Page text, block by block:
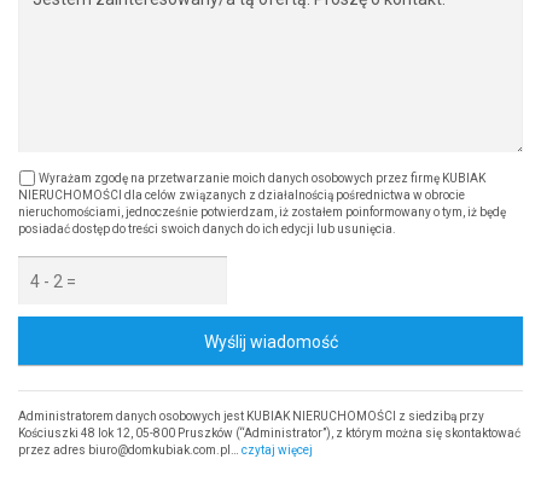
Wyrażam zgodę na przetwarzanie moich danych osobowych przez firmę KUBIAK
NIERUCHOMOŚCI dla celów związanych z działalnością pośrednictwa w obrocie
nieruchomościami, jednocześnie potwierdzam, iż zostałem poinformowany o tym, iż będę
posiadać dostęp do treści swoich danych do ich edycji lub usunięcia.
Wyślij wiadomość
Administratorem danych osobowych jest KUBIAK NIERUCHOMOŚCI z siedzibą przy
Kościuszki 48 lok 12, 05-800 Pruszków (“Administrator”), z którym można się skontaktować
przez adres biuro@domkubiak.com.pl… czytaj więcej